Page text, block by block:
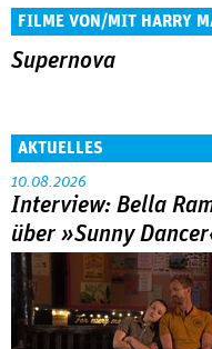
FILME VON/MIT HARRY
Supernova
AKTUELLES
10.08.2026
Interview: Bella
über »Sunny